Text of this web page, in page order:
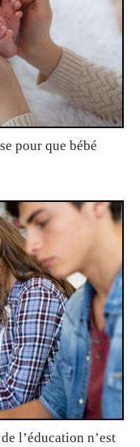
pour que bébé
l’éducation n’est